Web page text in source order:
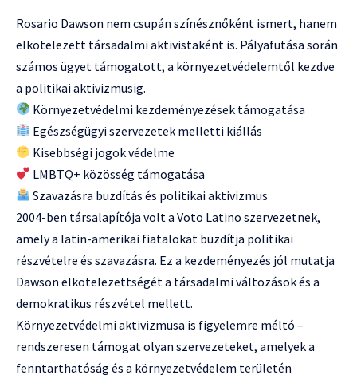
Rosario Dawson nem csupán színésznőként ismert, hanem
elkötelezett társadalmi aktivistaként is. Pályafutása során
számos ügyet támogatott, a környezetvédelemtől kezdve
a politikai aktivizmusig.
Környezetvédelmi kezdeményezések támogatása
Egészségügyi szervezetek melletti kiállás
Kisebbségi jogok védelme
LMBTQ+ közösség támogatása
Szavazásra buzdítás és politikai aktivizmus
2004-ben társalapítója volt a Voto Latino szervezetnek,
amely a latin-amerikai fiatalokat buzdítja politikai
részvételre és szavazásra. Ez a kezdeményezés jól mutatja
Dawson elkötelezettségét a társadalmi változások és a
demokratikus részvétel mellett.
Környezetvédelmi aktivizmusa is figyelemre méltó –
rendszeresen támogat olyan szervezeteket, amelyek a
fenntarthatóság és a környezetvédelem területén